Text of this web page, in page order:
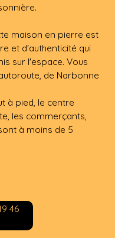
maison en pierre est
et d'authenticité qui
sur l'espace. Vous
de Narbonne
à pied, le centre
les commerçants,
à moins de 5
46